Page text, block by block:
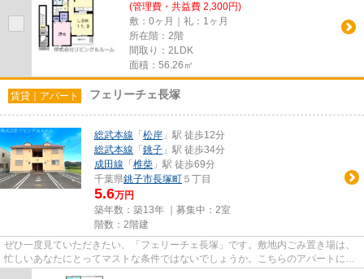
(管理費・共益費 2,300円)
敷：0ヶ月｜礼：1ヶ月
所在階：2階
間取り：2LDK
面積：56.26㎡
賃貸｜アパート フェリーチェ長塚
総武本線 「 松岸 」駅 徒歩12分
総武本線 「 銚子 」駅 徒歩34分
成田線 「 椎柴 」駅 徒歩69分
千葉県銚子市長塚町 ５丁目
5.6万円
築年数：築13年 ｜募集中： 2室
階数：2階建
ぜひ一度見ていただきたい、「フェリーチェ長塚」です。敷地内ごみ置き場は、
忙しいあなたにとってマストな条件ではないでしょうか。こちらのアパートには